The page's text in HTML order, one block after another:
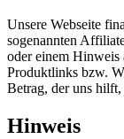
Unsere Webseite
sogenannten
oder einem
Produktlinks bzw.
Betrag, der uns hilft,
Hinweis